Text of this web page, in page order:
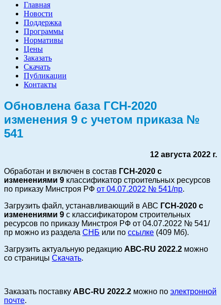
Главная
Новости
Поддержка
Программы
Нормативы
Цены
Заказать
Скачать
Публикации
Контакты
Обновлена база ГСН-2020
изменения 9 с учетом приказа №
541
12 августа 2022 г.
Обработан и включен в состав ГСН-2020 с
изменениями 9 классификатор строительных ресурсов
по приказу Минстроя РФ от 04.07.2022 № 541/пр.
Загрузить файл, устанавливающий в АВС ГСН-2020 с
изменениями 9 с классификатором строительных
ресурсов по приказу Минстроя РФ от 04.07.2022 № 541/
пр можно из раздела СНБ или по ссылке (409 Мб).
Загрузить актуальную редакцию АВС-RU 2022.2 можно
со страницы Скачать.
Заказать поставку ABC-RU 2022.2 можно по электронной
почте.